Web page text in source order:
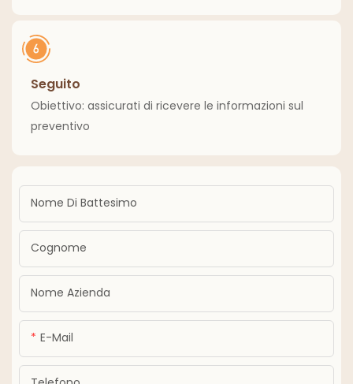
Seguito
Obiettivo: assicurati di ricevere le informazioni sul
preventivo
Nome Di Battesimo
Cognome
Nome Azienda
E-Mail